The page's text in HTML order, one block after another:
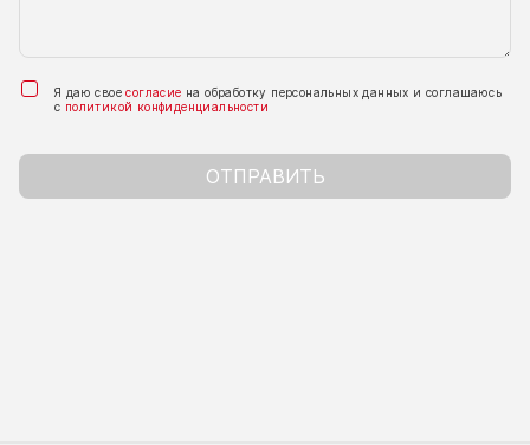
Я даю своесогласие на обработку персональных данных и соглашаюсь
с политикой конфиденциальности
ОТПРАВИТЬ